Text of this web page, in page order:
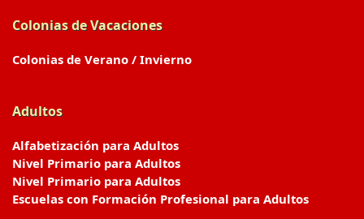
Colonias de Vacaciones
Colonias de Verano / Invierno
Adultos
Alfabetización para Adultos
Nivel Primario para Adultos
Nivel Primario para Adultos
Escuelas con Formación Profesional para Adultos